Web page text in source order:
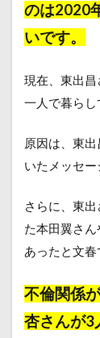
のは2020
いです。
現在、東出
一人で暮らし
原因は、東
いたメッセー
さらに、東
た本田翼さ
あったと文春
不倫関係
杏さんが3